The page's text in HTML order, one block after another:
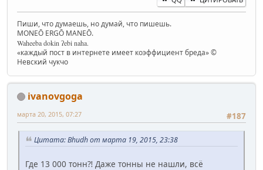
Пиши, что думаешь, но думай, что пишешь.
MONEŌ ERGŌ MANEŌ.
Waheeba dokin ʔebi naha.
«каждый пост в интернете имеет коэффициент бреда» ©
Невский чукчо
ivanovgoga
#187
марта 20, 2015, 07:27
Цитата: Bhudh от марта 19, 2015, 23:38
Где 13 000 тонн⁈ Даже тонны не нашли, всё